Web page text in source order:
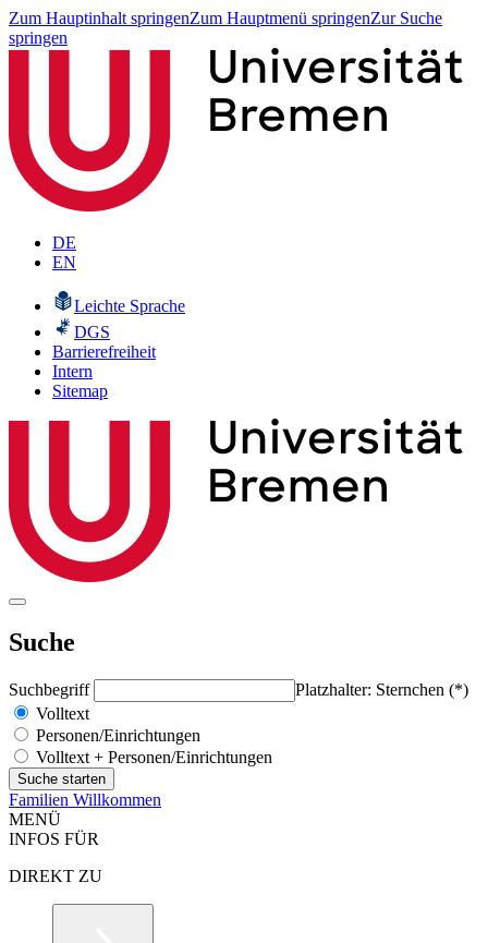
Zum Hauptinhalt springenZum Hauptmenü springenZur Suche
springen
DE
EN
Leichte Sprache
DGS
Barrierefreiheit
Intern
Sitemap
Suche
Suchbegriff
Platzhalter: Sternchen (*)
Volltext
Personen/Einrichtungen
Volltext + Personen/Einrichtungen
Familien Willkommen
MENÜ
INFOS FÜR
DIREKT ZU